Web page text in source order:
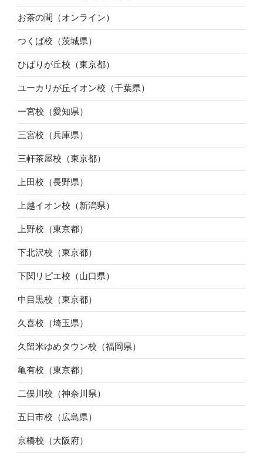
お茶の間（オンライン）
つくば校（茨城県）
ひばりが丘校（東京都）
ユーカリが丘イオン校（千葉県）
一宮校（愛知県）
三宮校（兵庫県）
三軒茶屋校（東京都）
上田校（長野県）
上越イオン校（新潟県）
上野校（東京都）
下北沢校（東京都）
下関リピエ校（山口県）
中目黒校（東京都）
久喜校（埼玉県）
久留米ゆめタウン校（福岡県）
亀有校（東京都）
二俣川校（神奈川県）
五日市校（広島県）
京橋校（大阪府）